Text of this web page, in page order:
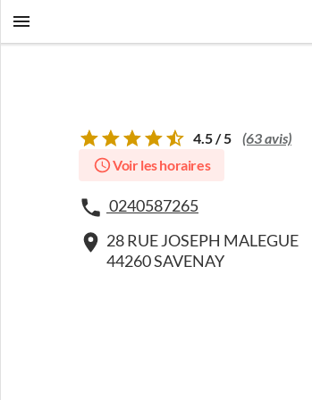
4.5 / 5 (63 avis)
Voir les horaires
0240587265
28 RUE JOSEPH MALEGUE
44260 SAVENAY